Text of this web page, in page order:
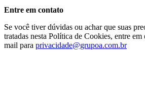
Entre em contato
Se você tiver dúvidas ou achar que suas
tratadas nesta Política de Cookies, entre
mail para privacidade@grupoa.com.br